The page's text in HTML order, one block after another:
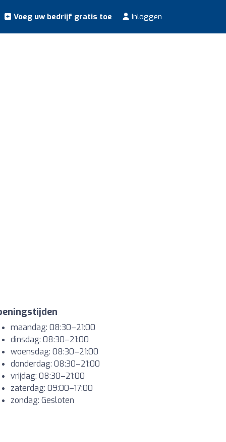
Voeg uw bedrijf gratis toe Inloggen
maandag: 08:30–21:00
dinsdag: 08:30–21:00
woensdag: 08:30–21:00
donderdag: 08:30–21:00
vrijdag: 08:30–21:00
zaterdag: 09:00–17:00
zondag: Gesloten